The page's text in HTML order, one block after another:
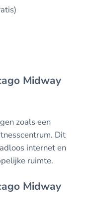
Midway
zoals een
Dit
internet en
ruimte.
Midway